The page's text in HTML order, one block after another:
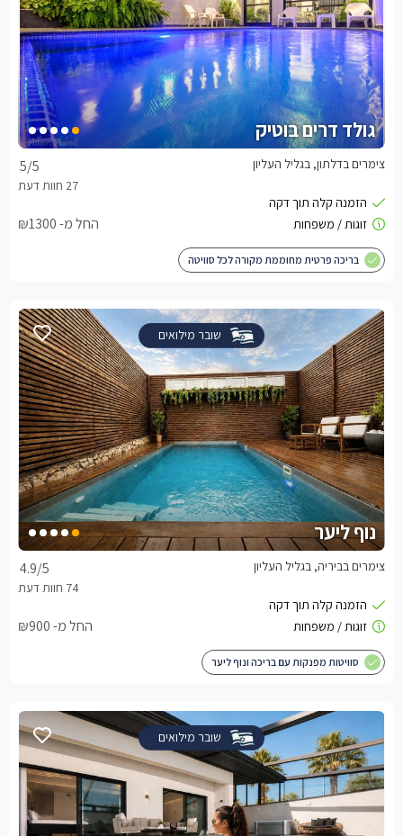
גולד דרים בוטיק
5/5 צימרים בדלתון, בגליל העליון
החל מ- ₪1300
בריכה פרטית מחוממת מקורה לכל סוויטה
שובר מילואים
נוף ליער
4.9/5 צימרים בביריה, בגליל העליון
החל מ- ₪900
סוויטות מפנקות עם בריכה ונוף ליער
שובר מילואים